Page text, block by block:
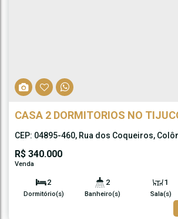
CASA 2 DORMITORIOS NO
R$ 340.000
CEP: 04895-460, Rua dos Coqueiros,
2
Dormitório(s)
2
Banheiro(s)
1
Sala(s)